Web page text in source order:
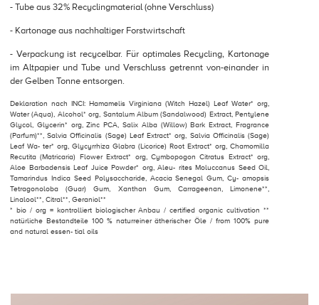
- Tube aus 32% Recyclingmaterial (ohne Verschluss)
- Kartonage aus nachhaltiger Forstwirtschaft
- Verpackung ist recycelbar. Für optimales Recycling, Kartonage
im Altpapier und Tube und Verschluss getrennt von-einander in
der Gelben Tonne entsorgen.
Deklaration nach INCI: Hamamelis Virginiana (Witch Hazel) Leaf Water* org,
Water (Aqua), Alcohol* org, Santalum Album (Sandalwood) Extract, Pentylene
Glycol, Glycerin* org, Zinc PCA, Salix Alba (Willow) Bark Extract, Fragrance
(Parfum)**, Salvia Officinalis (Sage) Leaf Extract* org, Salvia Officinalis (Sage)
Leaf Wa- ter* org, Glycyrrhiza Glabra (Licorice) Root Extract* org, Chamomilla
Recutita (Matricaria) Flower Extract* org, Cymbopogon Citratus Extract* org,
Aloe Barbadensis Leaf Juice Powder* org, Aleu- rites Moluccanus Seed Oil,
Tamarindus Indica Seed Polysaccharide, Acacia Senegal Gum, Cy- amopsis
Tetragonoloba (Guar) Gum, Xanthan Gum, Carrageenan, Limonene**,
Linalool**, Citral**, Geraniol**
* bio / org = kontrolliert biologischer Anbau / certified organic cultivation **
natürliche Bestandteile 100 % naturreiner ätherischer Öle / from 100% pure
and natural essen- tial oils